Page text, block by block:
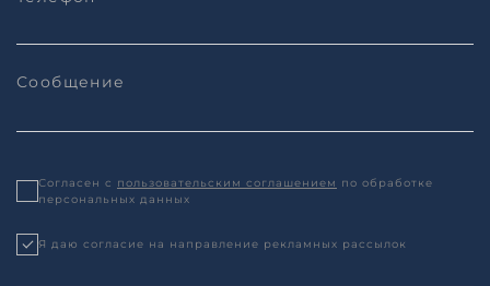
Согласен с пользовательским соглашением по обработке
персональных данных
Я даю согласие на направление рекламных рассылок